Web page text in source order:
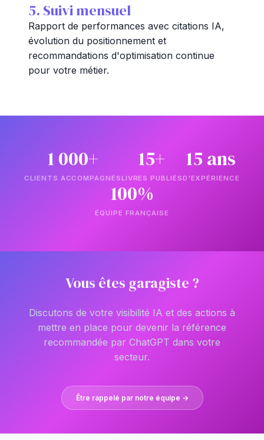
5. Suivi mensuel
Rapport de performances avec citations IA,
évolution du positionnement et
recommandations d'optimisation continue
pour votre métier.
1 000+
CLIENTS ACCOMPAGNÉS
15+
LIVRES PUBLIÉS
15 ans
D'EXPÉRIENCE
100%
ÉQUIPE FRANÇAISE
Vous êtes garagiste ?
Discutons de votre visibilité IA et des actions à
mettre en place pour devenir la référence
recommandée par ChatGPT dans votre
secteur.
Être rappelé par notre équipe →